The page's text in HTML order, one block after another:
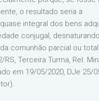
o resultado seria a
integral dos bens
conjugal,
comunhão parcial ou total
RS, Terceira Turma, Rel.
em 19/05/2020, DJe 25/